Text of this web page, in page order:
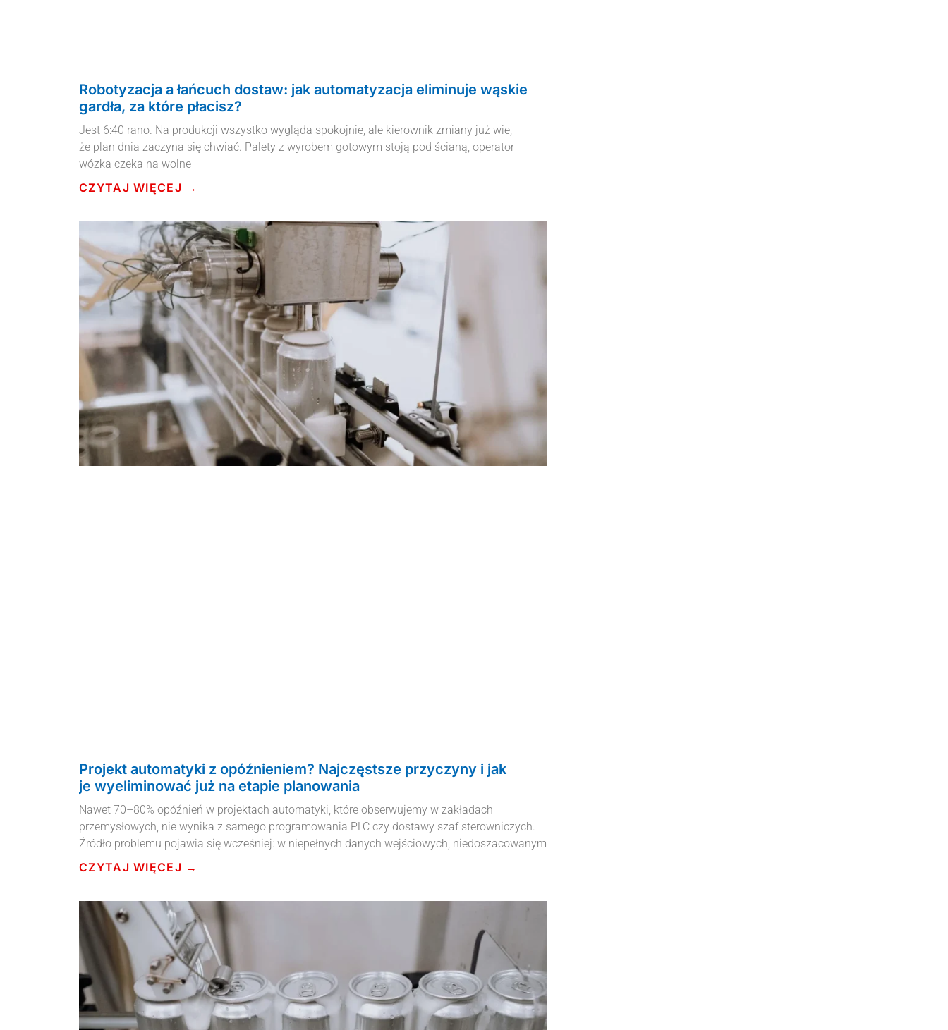
Robotyzacja a łańcuch dostaw: jak automatyzacja eliminuje wąskie
gardła, za które płacisz?
Jest 6:40 rano. Na produkcji wszystko wygląda spokojnie, ale kierownik zmiany już wie,
że plan dnia zaczyna się chwiać. Palety z wyrobem gotowym stoją pod ścianą, operator
wózka czeka na wolne
CZYTAJ WIĘCEJ →
Projekt automatyki z opóźnieniem? Najczęstsze przyczyny i jak
je wyeliminować już na etapie planowania
Nawet 70–80% opóźnień w projektach automatyki, które obserwujemy w zakładach
przemysłowych, nie wynika z samego programowania PLC czy dostawy szaf sterowniczych.
Źródło problemu pojawia się wcześniej: w niepełnych danych wejściowych, niedoszacowanym
CZYTAJ WIĘCEJ →